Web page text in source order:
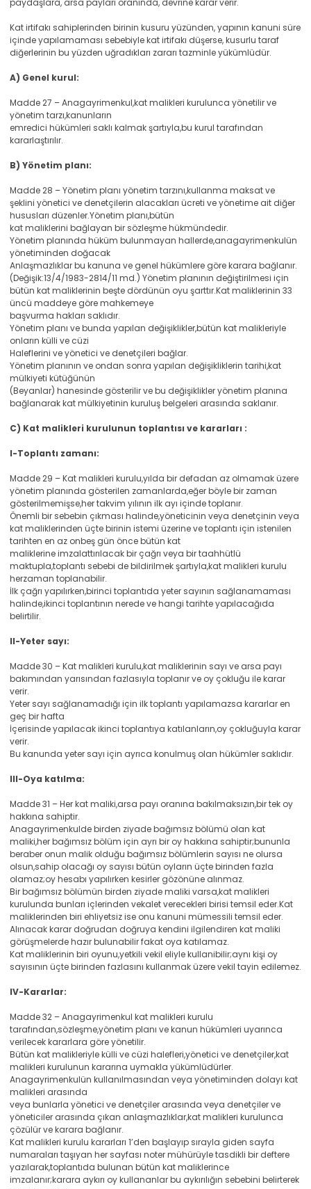
paydaşlara, arsa payları oranında, devrine karar verir.
Kat irtifakı sahiplerinden birinin kusuru yüzünden, yapının kanuni süre
içinde yapılamaması sebebiyle kat irtifakı düşerse, kusurlu taraf
diğerlerinin bu yüzden uğradıkları zararı tazminle yükümlüdür.
A) Genel kurul:
Madde 27 – Anagayrimenkul,kat malikleri kurulunca yönetilir ve
yönetim tarzı,kanunların
emredici hükümleri saklı kalmak şartıyla,bu kurul tarafından
kararlaştırılır.
B) Yönetim planı:
Madde 28 – Yönetim planı yönetim tarzını,kullanma maksat ve
şeklini yönetici ve denetçilerin alacakları ücreti ve yönetime ait diğer
hususları düzenler.Yönetim planı,bütün
kat maliklerini bağlayan bir sözleşme hükmündedir.
Yönetim planında hüküm bulunmayan hallerde,anagayrimenkulün
yönetiminden doğacak
Anlaşmazlıklar bu kanuna ve genel hükümlere göre karara bağlanır.
(Değişik:13/4/1983-2814/11 md.) Yönetim planının değiştirilmesi için
bütün kat maliklerinin beşte dördünün oyu şarttır.Kat maliklerinin 33
üncü maddeye göre mahkemeye
başvurma hakları saklıdır.
Yönetim planı ve bunda yapılan değişiklikler,bütün kat malikleriyle
onların külli ve cüzi
Haleflerini ve yönetici ve denetçileri bağlar.
Yönetim planının ve ondan sonra yapılan değişikliklerin tarihi,kat
mülkiyeti kütüğünün
(Beyanlar) hanesinde gösterilir ve bu değişiklikler yönetim planına
bağlanarak kat mülkiyetinin kuruluş belgeleri arasında saklanır.
C) Kat malikleri kurulunun toplantısı ve kararları :
I-Toplantı zamanı:
Madde 29 – Kat malikleri kurulu,yılda bir defadan az olmamak üzere
yönetim planında gösterilen zamanlarda,eğer böyle bir zaman
gösterilmemişse,her takvim yılının ilk ayı içinde toplanır.
Önemli bir sebebin çıkması halinde,yöneticinin veya denetçinin veya
kat maliklerinden üçte birinin istemi üzerine ve toplantı için istenilen
tarihten en az onbeş gün önce bütün kat
maliklerine imzalattırılacak bir çağrı veya bir taahhütlü
maktupla,toplantı sebebi de bildirilmek şartıyla,kat malikleri kurulu
herzaman toplanabilir.
İlk çağrı yapılırken,birinci toplantıda yeter sayının sağlanamaması
halinde,ikinci toplantının nerede ve hangi tarihte yapılacağıda
belirtilir.
II-Yeter sayı:
Madde 30 – Kat malikleri kurulu,kat maliklerinin sayı ve arsa payı
bakımından yarısından fazlasıyla toplanır ve oy çokluğu ile karar
verir.
Yeter sayı sağlanamadığı için ilk toplantı yapılamazsa kararlar en
geç bir hafta
İçerisinde yapılacak ikinci toplantıya katılanların,oy çokluğuyla karar
verir.
Bu kanunda yeter sayı için ayrıca konulmuş olan hükümler saklıdır.
III-Oya katılma:
Madde 31 – Her kat maliki,arsa payı oranına bakılmaksızın,bir tek oy
hakkına sahiptir.
Anagayrimenkulde birden ziyade bağımsız bölümü olan kat
maliki,her bağımsız bölüm için ayrı bir oy hakkına sahiptir;bununla
beraber onun malik olduğu bağımsız bölümlerin sayısı ne olursa
olsun,sahip olacağı oy sayısı bütün oyların üçte birinden fazla
olamaz;oy hesabı yapılırken kesirler gözönüne alınmaz.
Bir bağımsız bölümün birden ziyade maliki varsa,kat malikleri
kurulunda bunları içlerinden vekalet verecekleri birisi temsil eder.Kat
maliklerinden biri ehliyetsiz ise onu kanuni mümessili temsil eder.
Alınacak karar doğrudan doğruya kendini ilgilendiren kat maliki
görüşmelerde hazır bulunabilir fakat oya katılamaz.
Kat maliklerinin biri oyunu,yetkili vekil eliyle kullanibilir;aynı kişi oy
sayısının üçte birinden fazlasını kullanmak üzere vekil tayin edilemez.
IV-Kararlar:
Madde 32 – Anagayrimenkul kat malikleri kurulu
tarafından,sözleşme,yönetim planı ve kanun hükümleri uyarınca
verilecek kararlara göre yönetilir.
Bütün kat malikleriyle külli ve cüzi halefleri,yönetici ve denetçiler,kat
malikleri kurulunun kararına uymakla yükümlüdürler.
Anagayrimenkulün kullanılmasından veya yönetiminden dolayı kat
malikleri arasında
veya bunlarla yönetici ve denetçiler arasında veya denetçiler ve
yöneticiler arasında çıkan anlaşmazlıklar,kat malikleri kurulunca
çözülür ve karara bağlanır.
Kat malikleri kurulu kararları 1’den başlayıp sırayla giden sayfa
numaraları taşıyan her sayfası noter mühürüyle tasdikli bir deftere
yazılarak,toplantıda bulunan bütün kat maliklerince
imzalanır;karara aykırı oy kullananlar bu aykırılığın sebebini belirterek